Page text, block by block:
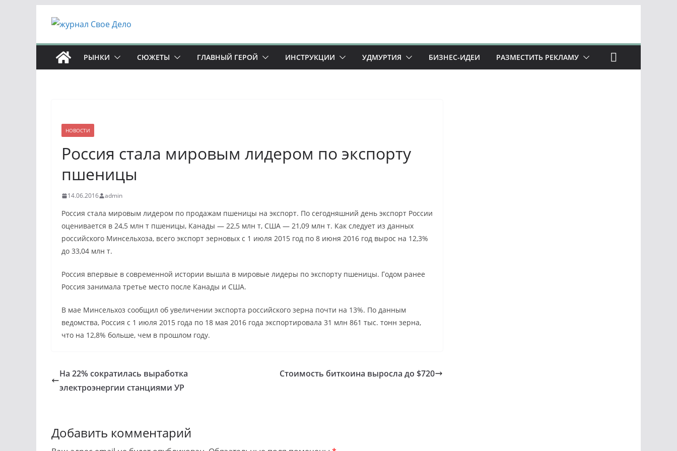
РЫНКИ СЮЖЕТЫ ГЛАВНЫЙ ГЕРОЙ ИНСТРУКЦИИ УДМУРТИЯ БИЗНЕС-ИДЕИ РАЗМЕСТИТЬ РЕКЛАМУ
НОВОСТИ
Россия стала мировым лидером по экспорту
пшеницы
14.06.2016 admin
Россия стала мировым лидером по продажам пшеницы на экспорт. По сегодняшний день экспорт России
оценивается в 24,5 млн т пшеницы, Канады — 22,5 млн т, США — 21,09 млн т. Как следует из данных
российского Минсельхоза, всего экспорт зерновых с 1 июля 2015 год по 8 июня 2016 год вырос на 12,3%
до 33,04 млн т.
Россия впервые в современной истории вышла в мировые лидеры по экспорту пшеницы. Годом ранее
Россия занимала третье место после Канады и США.
В мае Минсельхоз сообщил об увеличении экспорта российского зерна почти на 13%. По данным
ведомства, Россия с 1 июля 2015 года по 18 мая 2016 года экспортировала 31 млн 861 тыс. тонн зерна,
что на 12,8% больше, чем в прошлом году.
На 22% сократилась выработка
электроэнергии станциями УР
Стоимость биткоина выросла до $720
Добавить комментарий